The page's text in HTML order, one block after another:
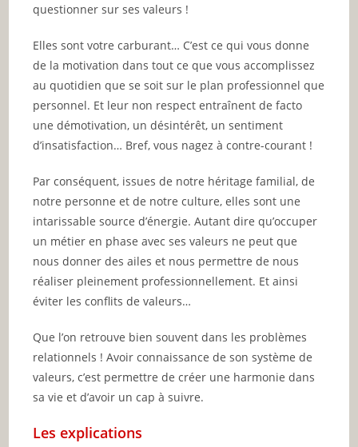
questionner sur ses valeurs !
Elles sont votre carburant… C’est ce qui vous donne
de la motivation dans tout ce que vous accomplissez
au quotidien que se soit sur le plan professionnel que
personnel. Et leur non respect entraînent de facto
une démotivation, un désintérêt, un sentiment
d’insatisfaction… Bref, vous nagez à contre-courant !
Par conséquent, issues de notre héritage familial, de
notre personne et de notre culture, elles sont une
intarissable source d’énergie. Autant dire qu’occuper
un métier en phase avec ses valeurs ne peut que
nous donner des ailes et nous permettre de nous
réaliser pleinement professionnellement. Et ainsi
éviter les conflits de valeurs…
Que l’on retrouve bien souvent dans les problèmes
relationnels ! Avoir connaissance de son système de
valeurs, c’est permettre de créer une harmonie dans
sa vie et d’avoir un cap à suivre.
Les explications